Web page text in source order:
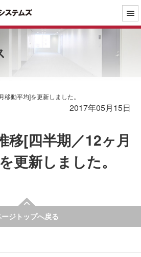
動平均]を更新しました。
2017年05月15日
移[四半期／12ヶ月
更新しました。
ジトップへ戻る